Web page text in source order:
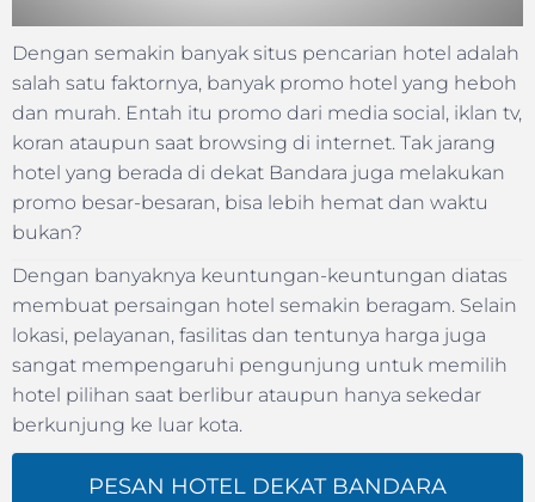
Dengan semakin banyak situs pencarian hotel adalah
salah satu faktornya, banyak promo hotel yang heboh
dan murah. Entah itu promo dari media social, iklan tv,
koran ataupun saat browsing di internet. Tak jarang
hotel yang berada di dekat Bandara juga melakukan
promo besar-besaran, bisa lebih hemat dan waktu
bukan?
Dengan banyaknya keuntungan-keuntungan diatas
membuat persaingan hotel semakin beragam. Selain
lokasi, pelayanan, fasilitas dan tentunya harga juga
sangat mempengaruhi pengunjung untuk memilih
hotel pilihan saat berlibur ataupun hanya sekedar
berkunjung ke luar kota.
PESAN HOTEL DEKAT BANDARA